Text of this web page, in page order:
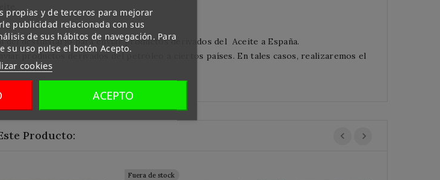
del destinatario para enviar productos derivados del Aceite a España.
productos derivados del petróleo a ciertos países. En tales casos, realizaremos el
Producto:
Fuera de stock
propias y de terceros para mejorar
publicidad relacionada con sus
de sus hábitos de navegación. Para
su uso pulse el botón Acepto.
cookies
ACEPTO